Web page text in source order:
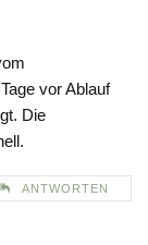
vor Ablauf
Die
ANTWORTEN